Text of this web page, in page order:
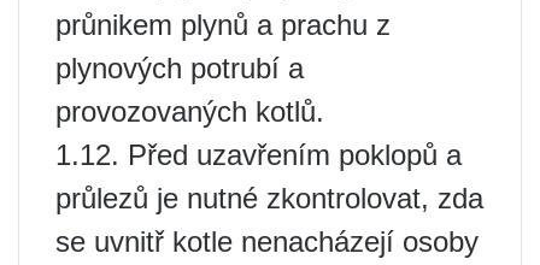
průnikem plynů a prachu z
plynových potrubí a
provozovaných kotlů.
1.12. Před uzavřením poklopů a
průlezů je nutné zkontrolovat, zda
se uvnitř kotle nenacházejí osoby